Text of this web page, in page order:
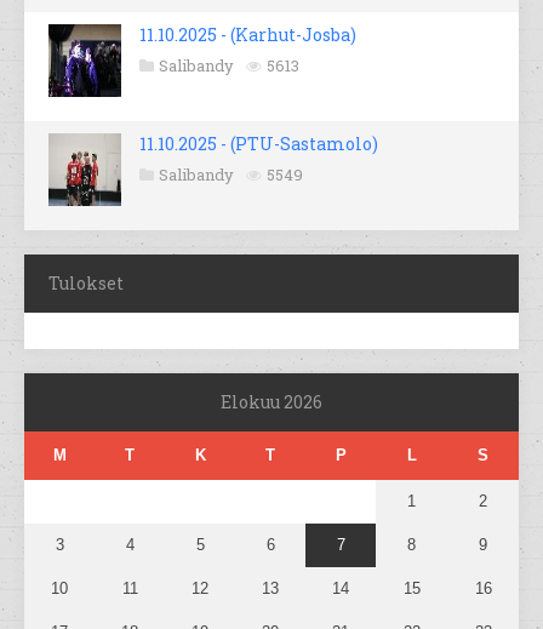
11.10.2025 - (Karhut-Josba)
Salibandy 5613
11.10.2025 - (PTU-Sastamolo)
Salibandy 5549
Tulokset
Elokuu 2026
M T K T P L S
1 2
3 4 5 6 7 8 9
10 11 12 13 14 15 16